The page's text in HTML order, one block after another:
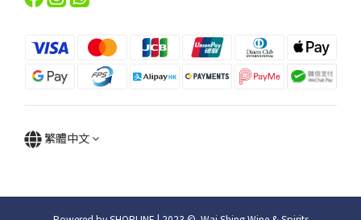
繁體中文